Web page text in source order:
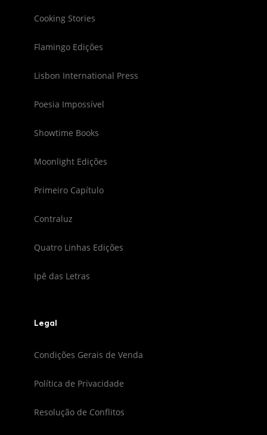
Cooking Stories
Flamingo Edições
Lisbon International Press
Poesia Impossível
Showtime Books
Moonlight Edições
Primeiro Capítulo
Contraluz
Quatro Linhas Edições
Ipê das Letras
Legal
Condições Gerais de Venda
Política de Privacidade
Resolução de Conflitos